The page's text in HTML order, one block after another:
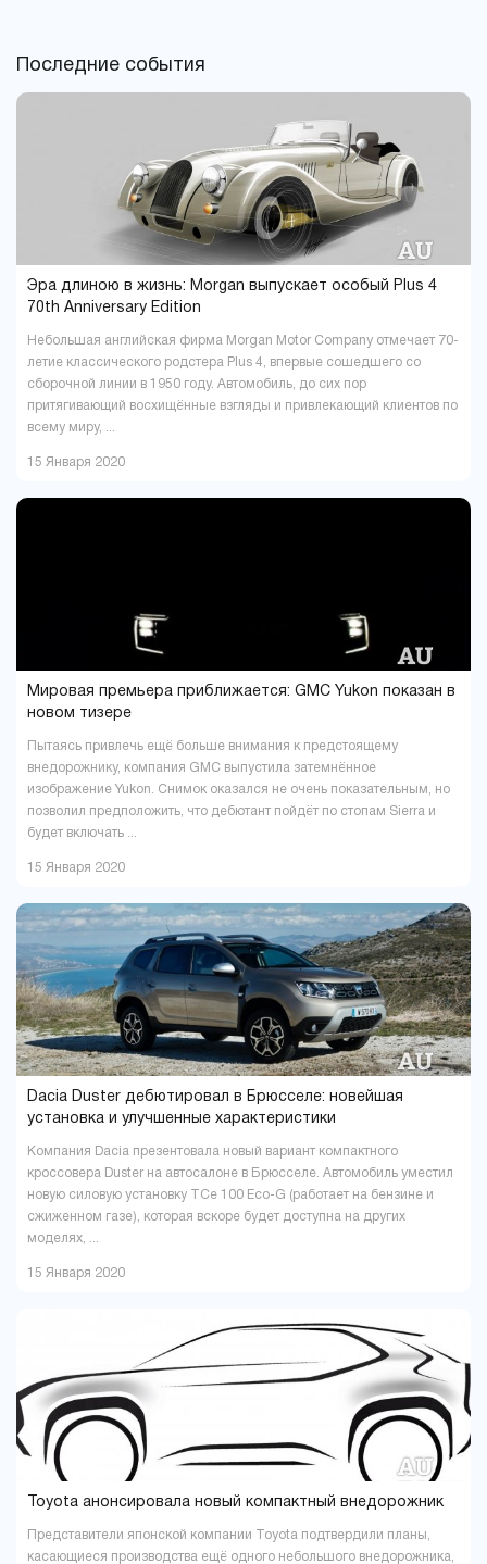
Мариуполь4
Николаев14 Одесса29
Полтава16
Сумы5
Ужгород4
Херсон16
18 Черкассы
Черновцы7
Последние события
Эра длиною в жизнь: Morgan выпускает особый Plus 4
70th Anniversary Edition
Небольшая английская фирма Morgan Motor Company отмечает 70-
летие классического родстера Plus 4, впервые сошедшего со
сборочной линии в 1950 году. Автомобиль, до сих пор
притягивающий восхищённые взгляды и привлекающий клиентов по
всему миру, ...
15 Января 2020
Мировая премьера приближается: GMC Yukon показан в
новом тизере
Пытаясь привлечь ещё больше внимания к предстоящему
внедорожнику, компания GMC выпустила затемнённое
изображение Yukon. Снимок оказался не очень показательным, но
позволил предположить, что дебютант пойдёт по стопам Sierra и
будет включать ...
15 Января 2020
Dacia Duster дебютировал в Брюсселе: новейшая
установка и улучшенные характеристики
Компания Dacia презентовала новый вариант компактного
кроссовера Duster на автосалоне в Брюсселе. Автомобиль уместил
новую силовую установку TCe 100 Eco-G (работает на бензине и
сжиженном газе), которая вскоре будет доступна на других
моделях, ...
15 Января 2020
Toyota анонсировала новый компактный внедорожник
Представители японской компании Toyota подтвердили планы,
касающиеся производства ещё одного небольшого внедорожника,